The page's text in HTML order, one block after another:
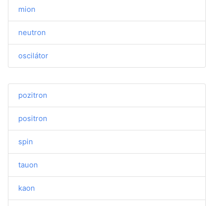
mion
neutron
oscilátor
pozitron
positron
spin
tauon
kaon